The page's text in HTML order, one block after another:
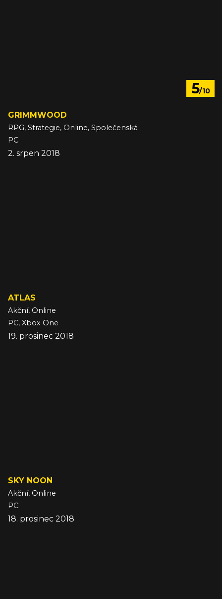
5/10
GRIMMWOOD
RPG, Strategie, Online, Společenská
PC
2. srpen 2018
ATLAS
Akční, Online
PC, Xbox One
19. prosinec 2018
SKY NOON
Akční, Online
PC
18. prosinec 2018